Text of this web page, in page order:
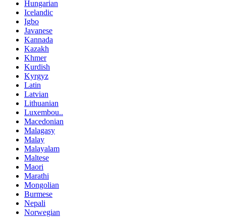
Hungarian
Icelandic
Igbo
Javanese
Kannada
Kazakh
Khmer
Kurdish
Kyrgyz
Latin
Latvian
Lithuanian
Luxembou..
Macedonian
Malagasy
Malay
Malayalam
Maltese
Maori
Marathi
Mongolian
Burmese
Nepali
Norwegian